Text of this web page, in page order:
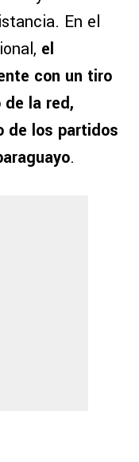
En el
el
con un tiro
la red,
de los partidos
.